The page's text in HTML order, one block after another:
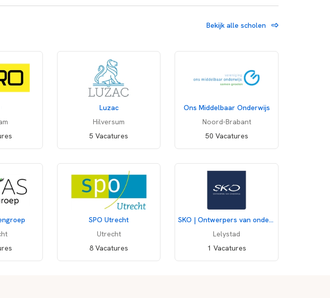
Bekijk alle scholen
Luzac
Hilversum
5 Vacatures
Ons Middelbaar Onderwijs
Noord-Brabant
50 Vacatures
SPO Utrecht
Utrecht
8 Vacatures
SKO | Ontwerpers van onderwijs
Lelystad
1 Vacatures
woon-werk afstand
Print pagina